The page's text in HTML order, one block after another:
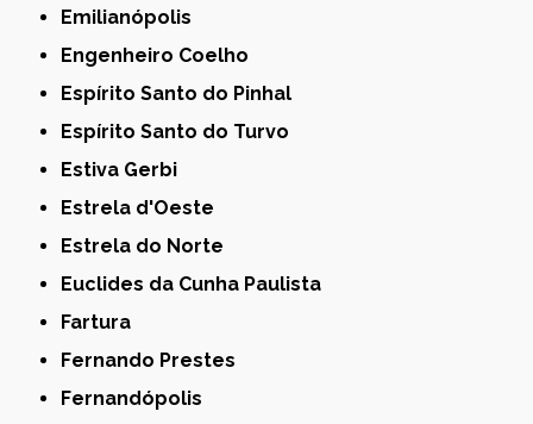
Emilianópolis
Engenheiro Coelho
Espírito Santo do Pinhal
Espírito Santo do Turvo
Estiva Gerbi
Estrela d'Oeste
Estrela do Norte
Euclides da Cunha Paulista
Fartura
Fernando Prestes
Fernandópolis